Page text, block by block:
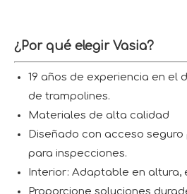
¿Por qué elegir Vasia?
19 años de experiencia en el
de trampolines.
Materiales de alta calidad
Diseñado con acceso
para inspecciones.
Interior: Adaptable en altura,
Proporcione soluciones